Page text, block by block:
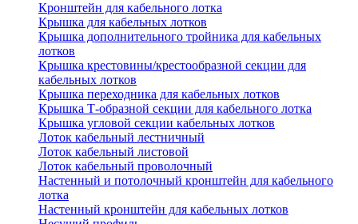
Кронштейн для кабельного лотка
Крышка для кабельных лотков
Крышка дополнительного тройника для кабельных
лотков
Крышка крестовины/крестообразной секции для
кабельных лотков
Крышка переходника для кабельных лотков
Крышка Т-образной секции для кабельного лотка
Крышка угловой секции кабельных лотков
Лоток кабельный лестничный
Лоток кабельный листовой
Лоток кабельный проволочный
Настенный и потолочный кронштейн для кабельного
лотка
Настенный кронштейн для кабельных лотков